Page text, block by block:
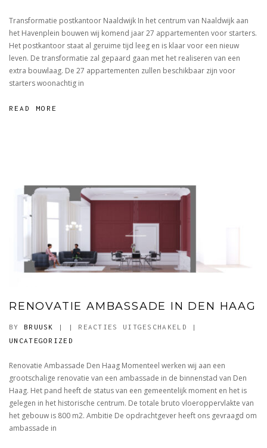
NAALDWIJK
Transformatie postkantoor Naaldwijk In het centrum van Naaldwijk aan
het Havenplein bouwen wij komend jaar 27 appartementen voor starters.
Het postkantoor staat al geruime tijd leeg en is klaar voor een nieuw
leven. De transformatie zal gepaard gaan met het realiseren van een
extra bouwlaag. De 27 appartementen zullen beschikbaar zijn voor
starters woonachtig in
READ MORE
RENOVATIE AMBASSADE IN DEN HAAG
BY BRUUSK | | REACTIES UITGESCHAKELD VOOR
IN
DEN
HAAG
|
UNCATEGORIZED
Renovatie Ambassade Den Haag Momenteel werken wij aan een
grootschalige renovatie van een ambassade in de binnenstad van Den
Haag. Het pand heeft de status van een gemeentelijk moment en het is
gelegen in het historische centrum. De totale bruto vloeroppervlakte van
het gebouw is 800 m2. Ambitie De opdrachtgever heeft ons gevraagd om
ambassade in